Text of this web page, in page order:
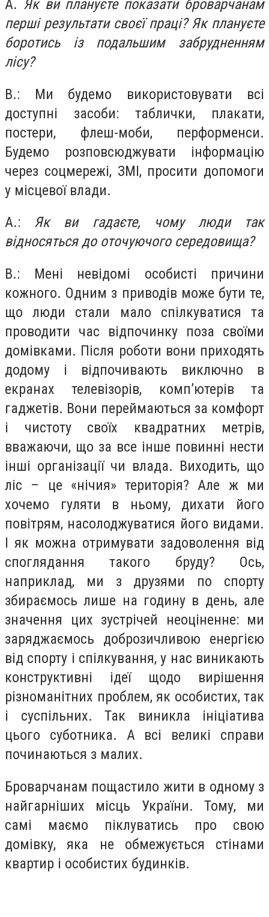
А. Як ви плануєте показати броварчанам
перші результати своєї праці? Як плануєте
боротись із подальшим забрудненням
лісу?
В.: Ми будемо використовувати всі
доступні засоби: таблички, плакати,
постери, флеш-моби, перформенси.
Будемо розповсюджувати інформацію
через соцмережі, ЗМІ, просити допомоги
у місцевої влади.
А.: Як ви гадаєте, чому люди так
відносяться до оточуючого середовища?
В.: Мені невідомі особисті причини
кожного. Одним з приводів може бути те,
що люди стали мало спілкуватися та
проводити час відпочинку поза своїми
домівками. Після роботи вони приходять
додому і відпочивають виключно в
екранах телевізорів, комп’ютерів та
гаджетів. Вони переймаються за комфорт
і чистоту своїх квадратних метрів,
вважаючи, що за все інше повинні нести
інші організації чи влада. Виходить, що
ліс – це «нічия» територія? Але ж ми
хочемо гуляти в ньому, дихати його
повітрям, насолоджуватися його видами.
І як можна отримувати задоволення від
споглядання такого бруду? Ось,
наприклад, ми з друзями по спорту
збираємось лише на годину в день, але
значення цих зустрічей неоціненне: ми
заряджаємось доброзичливою енергією
від спорту і спілкування, у нас виникають
конструктивні ідеї щодо вирішення
різноманітних проблем, як особистих, так
і суспільних. Так виникла ініціатива
цього суботника. А всі великі справи
починаються з малих.
Броварчанам пощастило жити в одному з
найгарніших місць України. Тому, ми
самі маємо піклуватись про свою
домівку, яка не обмежується стінами
квартир і особистих будинків.